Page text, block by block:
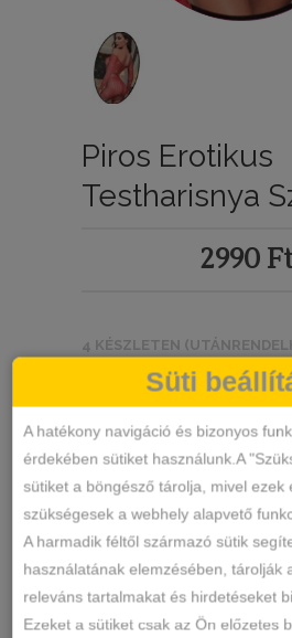
Piros Erotikus
Testharisnya
2990
4 KÉSZLETEN
Piros
erotikus
testharisnya
szett
mennyiség
KOSÁRBA TESZEM
Sexy
Süti
A hatékony navigáció és bizonyos
érdekében sütiket használunk.A
sütiket a böngésző tárolja, mivel ezek
szükségesek a webhely alapvető
A harmadik féltől származó sütik
használatának elemzésében, tárolják
releváns tartalmakat és hirdetéseket
Ezeket a sütiket csak az Ön előzetes